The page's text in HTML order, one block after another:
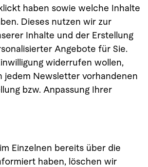
haben sowie welche Inhalte
Dieses nutzen wir zur
Inhalte und der Erstellung
Angebote für Sie.
widerrufen wollen,
jedem Newsletter vorhandenen
bzw. Anpassung Ihrer
Einzelnen bereits über die
haben, löschen wir